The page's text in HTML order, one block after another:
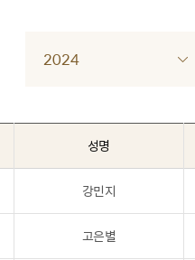
2024
성명
강민지
고은별